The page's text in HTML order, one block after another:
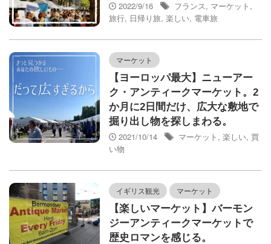
2022/9/16
フランス, マーケット ,
旅行, 日帰り旅, 楽しい, 電車旅
マーケット
【ヨーロッパ最大】ニューアー
ク・アンティークマーケット。2
か月に2日間だけ、広大な敷地で
掘り出し物を探しまわる。
2021/10/14
マーケット , 楽しい, 買
い物
イギリス観光 マーケット
【楽しいマーケット】バーモン
ジーアンティークマーケットで
歴史ロマンを感じる。